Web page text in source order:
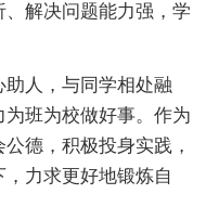
解决问题能力强，学
人，与同学相处融
班为校做好事。作为
德，积极投身实践，
力求更好地锻炼自